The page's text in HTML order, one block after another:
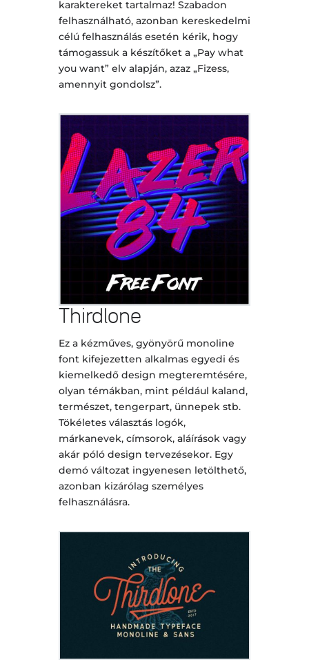
karaktereket tartalmaz! Szabadon
felhasználható, azonban kereskedelmi
célú felhasználás esetén kérik, hogy
támogassuk a készítőket a „Pay what
you want” elv alapján, azaz „Fizess,
amennyit gondolsz”.
Thirdlone
Ez a kézműves, gyönyörű monoline
font kifejezetten alkalmas egyedi és
kiemelkedő design megteremtésére,
olyan témákban, mint például kaland,
természet, tengerpart, ünnepek stb.
Tökéletes választás logók,
márkanevek, címsorok, aláírások vagy
akár póló design tervezésekor. Egy
demó változat ingyenesen letölthető,
azonban kizárólag személyes
felhasználásra.